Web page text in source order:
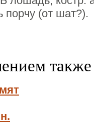
порчу (от шат?).